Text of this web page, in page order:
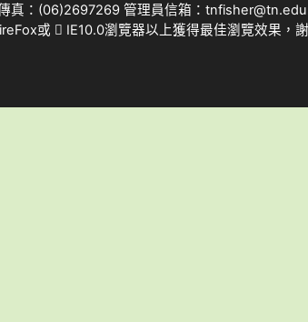
真：(06)2697269 管理員信箱：
或 IE10.0瀏覽器以上獲得最佳瀏覽效果，謝